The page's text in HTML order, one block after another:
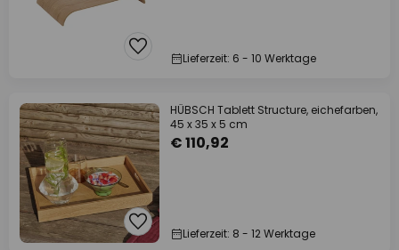
Lieferzeit: 6 - 10 Werktage
HÜBSCH Tablett Structure, eichefarben,
45 x 35 x 5 cm
€ 110,92
Lieferzeit: 8 - 12 Werktage